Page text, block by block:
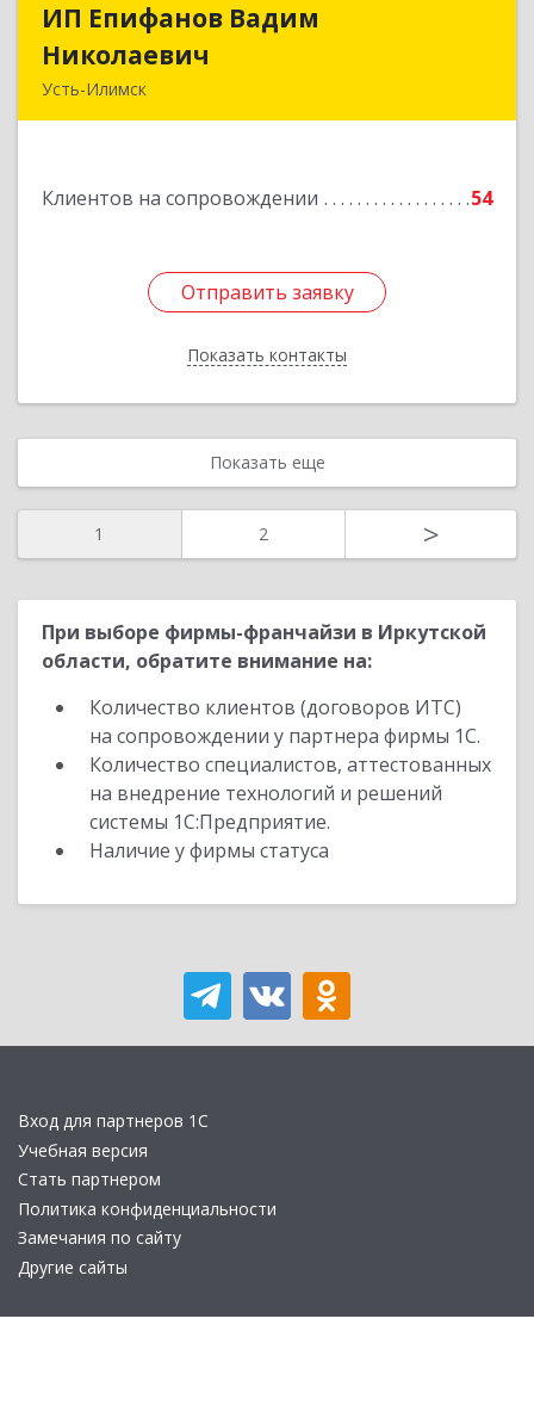
ИП Епифанов Вадим
Николаевич
Усть-Илимск
Клиентов на сопровождении 54
Отправить заявку
Показать контакты
ИП Епифанов Вадим
Подробнее
Отправить заявку
Назад
Показать еще
1 2 >
При выборе фирмы-франчайзи в Иркутской
области, обратите внимание на:
Количество клиентов (договоров ИТС)
на сопровождении у партнера фирмы 1С.
Количество специалистов, аттестованных
на внедрение технологий и решений
системы 1С:Предприятие.
Наличие у фирмы статуса
Вход для партнеров 1С
Учебная версия
Стать партнером
Политика конфиденциальности
Замечания по сайту
Другие сайты